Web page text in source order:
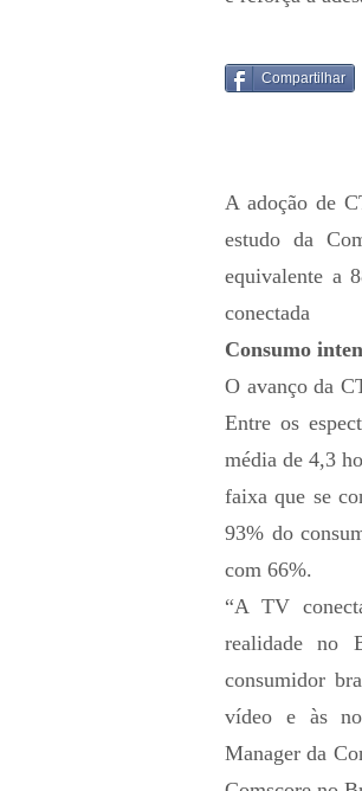
Compartilhar
A adoção de
estudo da
equivalente a
conectada
Consumo
O avanço da
Entre os
média de 4,3
faixa que se
93% do
com 66%.
“A TV
realidade no
consumidor
vídeo e às
Manager da